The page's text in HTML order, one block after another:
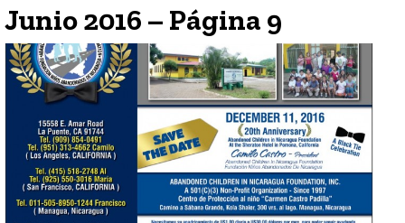
Junio 2016 – Página 9